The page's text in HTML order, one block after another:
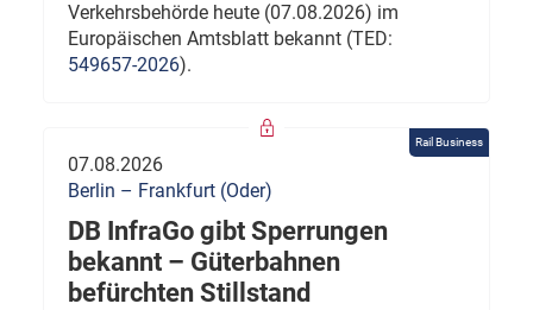
Verkehrsbehörde heute (07.08.2026) im
Europäischen Amtsblatt bekannt (TED:
549657-2026).
Rail Business
07.08.2026
Berlin – Frankfurt (Oder)
DB InfraGo gibt Sperrungen
bekannt – Güterbahnen
befürchten Stillstand